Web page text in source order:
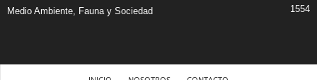
Medio Ambiente, Fauna y Sociedad 1554